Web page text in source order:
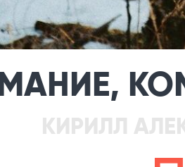
КИРИЛЛ